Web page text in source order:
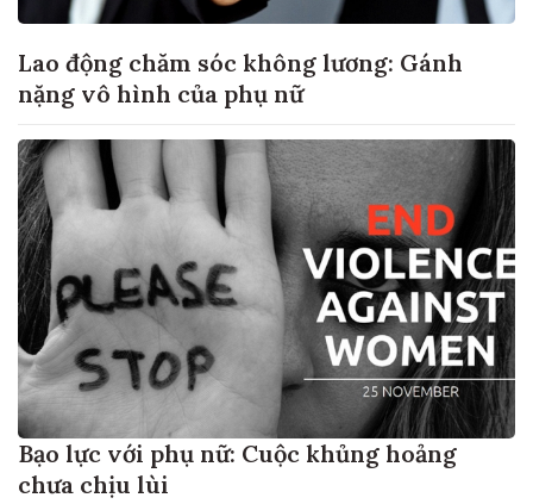
Lao động chăm sóc không lương: Gánh
nặng vô hình của phụ nữ
Bạo lực với phụ nữ: Cuộc khủng hoảng
chưa chịu lùi